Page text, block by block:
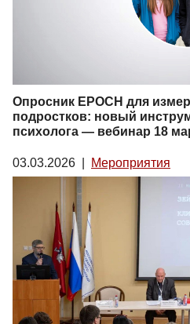
Опросник EPOCH для
подростков: новый
психолога — вебинар 18
03.03.2026 Мероприятия